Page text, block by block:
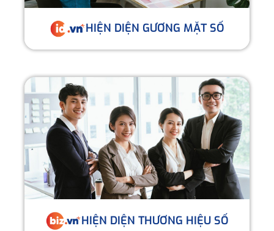
HIỆN DIỆN GƯƠNG MẶT SỐ
HIỆN DIỆN THƯƠNG HIỆU SỐ